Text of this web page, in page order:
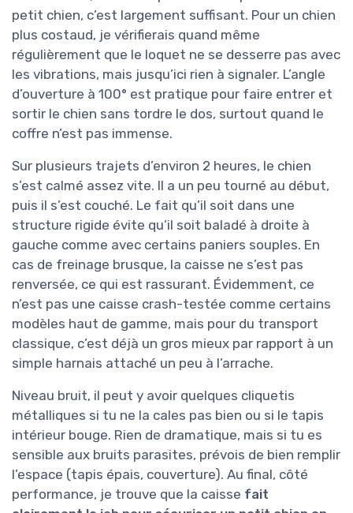
petit chien, c’est largement suffisant. Pour un chien
plus costaud, je vérifierais quand même
régulièrement que le loquet ne se desserre pas avec
les vibrations, mais jusqu’ici rien à signaler. L’angle
d’ouverture à 100° est pratique pour faire entrer et
sortir le chien sans tordre le dos, surtout quand le
coffre n’est pas immense.
Sur plusieurs trajets d’environ 2 heures, le chien
s’est calmé assez vite. Il a un peu tourné au début,
puis il s’est couché. Le fait qu’il soit dans une
structure rigide évite qu’il soit baladé à droite à
gauche comme avec certains paniers souples. En
cas de freinage brusque, la caisse ne s’est pas
renversée, ce qui est rassurant. Évidemment, ce
n’est pas une caisse crash-testée comme certains
modèles haut de gamme, mais pour du transport
classique, c’est déjà un gros mieux par rapport à un
simple harnais attaché un peu à l’arrache.
Niveau bruit, il peut y avoir quelques cliquetis
métalliques si tu ne la cales pas bien ou si le tapis
intérieur bouge. Rien de dramatique, mais si tu es
sensible aux bruits parasites, prévois de bien remplir
l’espace (tapis épais, couverture). Au final, côté
performance, je trouve que la caisse fait